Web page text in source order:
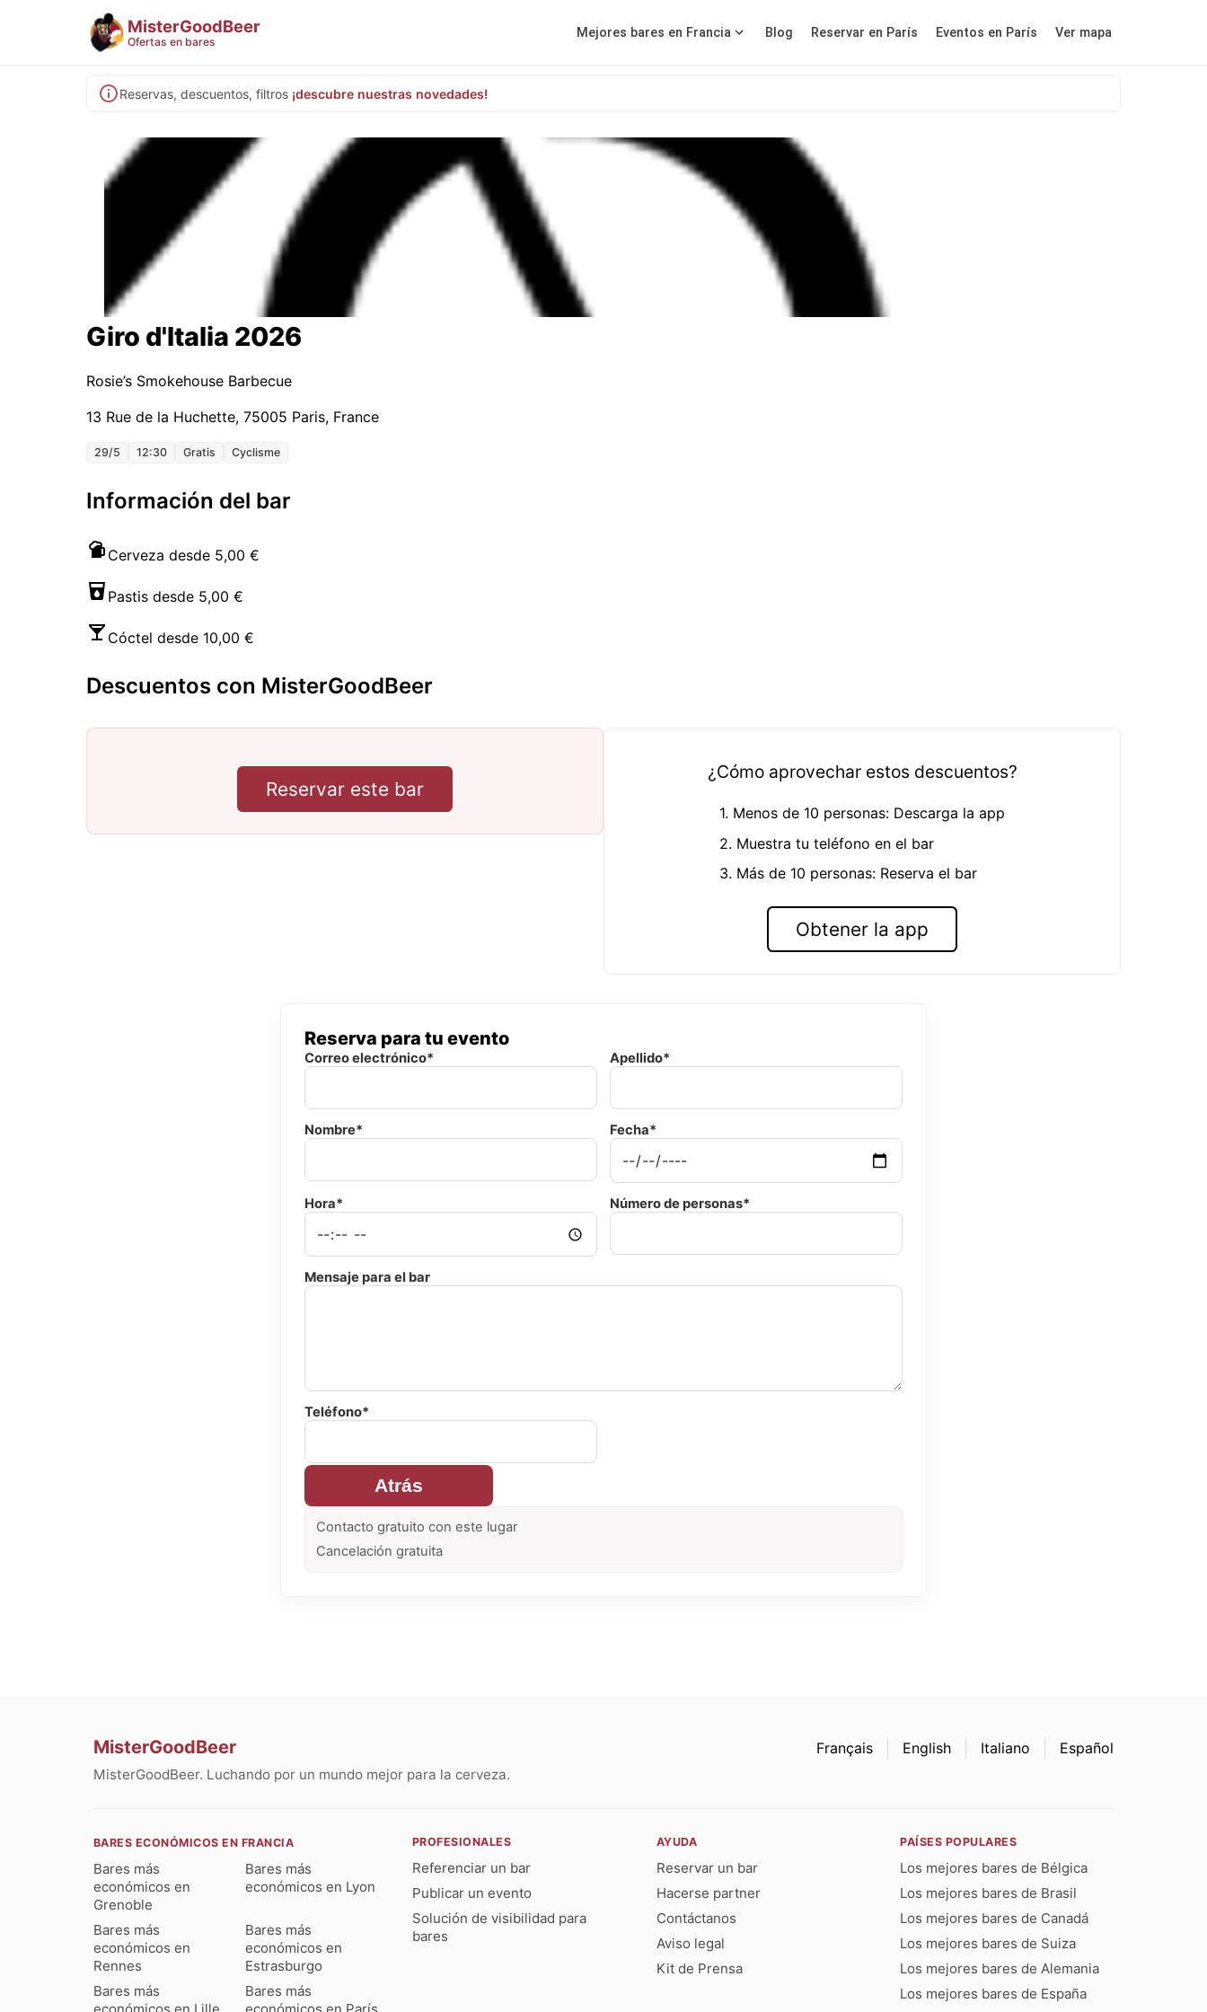
MisterGoodBeer
Ofertas en bares
Mejores bares en Francia Blog Reservar en París Eventos en París Ver mapa
Reservas, descuentos, filtros ¡descubre nuestras novedades!
Giro d'Italia 2026
Rosie’s Smokehouse Barbecue
13 Rue de la Huchette, 75005 Paris, France
29/5 12:30 Gratis Cyclisme
Información del bar
Cerveza desde 5,00 €
Pastis desde 5,00 €
Cóctel desde 10,00 €
Descuentos con MisterGoodBeer
Reservar este bar
¿Cómo aprovechar estos descuentos?
1. Menos de 10 personas: Descarga la app
2. Muestra tu teléfono en el bar
3. Más de 10 personas: Reserva el bar
Obtener la app
Reserva para tu evento
Correo electrónico* Apellido*
Nombre* Fecha*
Hora* Número de personas*
Mensaje para el bar
Teléfono*
Atrás
Contacto gratuito con este lugar
Cancelación gratuita
MisterGoodBeer
MisterGoodBeer. Luchando por un mundo mejor para la cerveza.
Français English Italiano Español
BARES ECONÓMICOS EN FRANCIA
Bares más
económicos en
Grenoble
Bares más
económicos en Lyon
Bares más
económicos en
Rennes
Bares más
económicos en
Estrasburgo
Bares más
Bares más
PROFESIONALES
Referenciar un bar
Publicar un evento
Solución de visibilidad para
bares
AYUDA
Reservar un bar
Hacerse partner
Contáctanos
Aviso legal
Kit de Prensa
PAÍSES POPULARES
Los mejores bares de Bélgica
Los mejores bares de Brasil
Los mejores bares de Canadá
Los mejores bares de Suiza
Los mejores bares de Alemania
Los mejores bares de España